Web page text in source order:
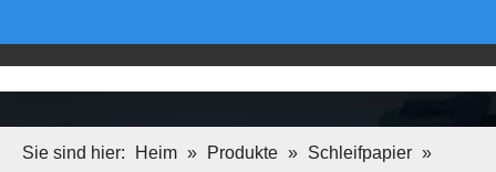
Sie sind hier: Heim » Produkte » Schleifpapier »